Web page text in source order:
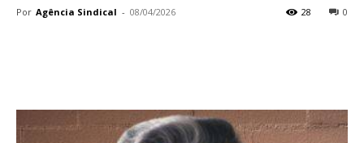
Por Agência Sindical - 08/04/2026 0
28